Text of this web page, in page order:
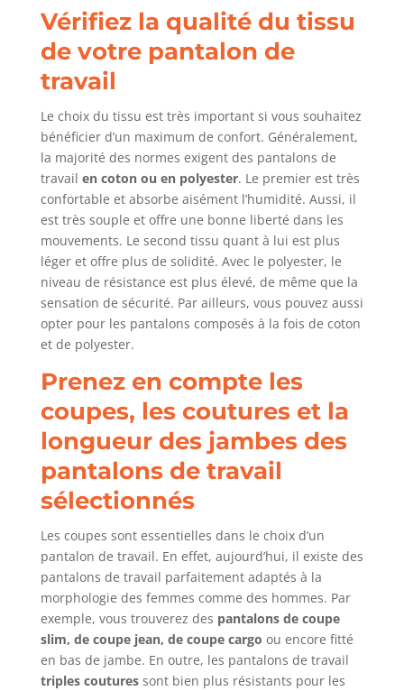
Vérifiez la qualité du tissu
de votre pantalon de
travail
Le choix du tissu est très important si vous souhaitez
bénéficier d’un maximum de confort. Généralement,
la majorité des normes exigent des pantalons de
travail en coton ou en polyester. Le premier est très
confortable et absorbe aisément l’humidité. Aussi, il
est très souple et offre une bonne liberté dans les
mouvements. Le second tissu quant à lui est plus
léger et offre plus de solidité. Avec le polyester, le
niveau de résistance est plus élevé, de même que la
sensation de sécurité. Par ailleurs, vous pouvez aussi
opter pour les pantalons composés à la fois de coton
et de polyester.
Prenez en compte les
coupes, les coutures et la
longueur des jambes des
pantalons de travail
sélectionnés
Les coupes sont essentielles dans le choix d’un
pantalon de travail. En effet, aujourd’hui, il existe des
pantalons de travail parfaitement adaptés à la
morphologie des femmes comme des hommes. Par
exemple, vous trouverez des pantalons de coupe
slim, de coupe jean, de coupe cargo ou encore fitté
en bas de jambe. En outre, les pantalons de travail
triples couturessont bien plus résistants pour les